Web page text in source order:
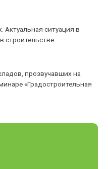
Актуальная ситуация в
строительстве
прозвучавших на
«Градостроительная